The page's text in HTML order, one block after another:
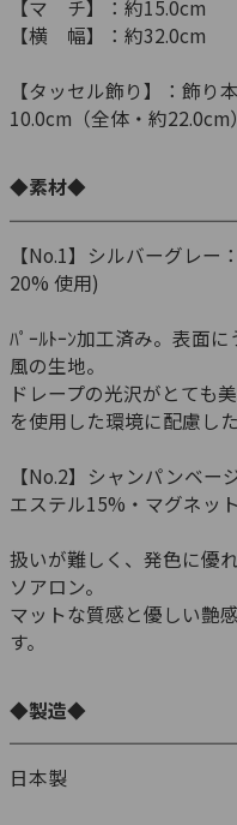
【マ チ】：約15.0cm
【横 幅】：約32.0cm
【タッセル飾り】：飾
10.0cm（全体・約22.0cm）
◆素材◆
【No.1】シルバーグレ
20% 使用)
ﾊﾟｰﾙﾄｰﾝ加工済み。表面
風の生地。
ドレープの光沢がとても
を使用した環境に配慮した
【No.2】シャンパンベ
エステル15%・マグネッ
扱いが難しく、発色に優
ソアロン。
マットな質感と優しい艶
す。
◆製造◆
日本製